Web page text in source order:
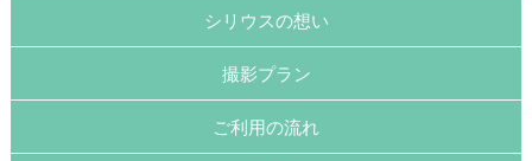
シリウスの想い
撮影プラン
ご利用の流れ